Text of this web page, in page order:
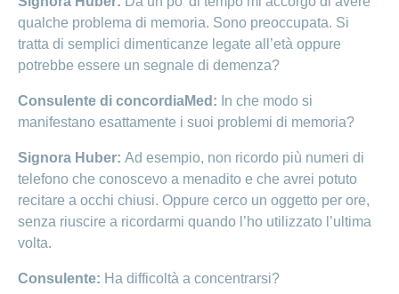
qualche problema di memoria. Sono preoccupata. Si
tratta di semplici dimenticanze legate all’età oppure
potrebbe essere un segnale di demenza?
Consulente di concordiaMed: In che modo si
manifestano esattamente i suoi problemi di memoria?
Signora Huber: Ad esempio, non ricordo più numeri di
telefono che conoscevo a menadito e che avrei potuto
recitare a occhi chiusi. Oppure cerco un oggetto per ore,
senza riuscire a ricordarmi quando l’ho utilizzato l’ultima
volta.
Consulente: Ha difficoltà a concentrarsi?